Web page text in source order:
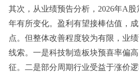
其次，从业绩预告分析，2026年A股
年有所变化。盈利有望接棒估值，
点。但整体改善程度较为有限，业
线索。一是科技制造板块预喜率偏
征。二是部分周期行业受益于涨价逻